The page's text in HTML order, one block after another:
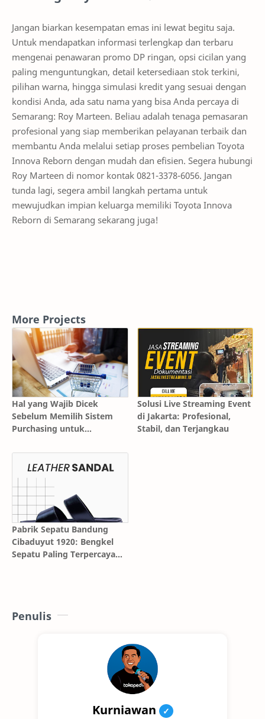
Jangan biarkan kesempatan emas ini lewat begitu saja.
Untuk mendapatkan informasi terlengkap dan terbaru
mengenai penawaran promo DP ringan, opsi cicilan yang
paling menguntungkan, detail ketersediaan stok terkini,
pilihan warna, hingga simulasi kredit yang sesuai dengan
kondisi Anda, ada satu nama yang bisa Anda percaya di
Semarang: Roy Marteen. Beliau adalah tenaga pemasaran
profesional yang siap memberikan pelayanan terbaik dan
membantu Anda melalui setiap proses pembelian Toyota
Innova Reborn dengan mudah dan efisien. Segera hubungi
Roy Marteen di nomor kontak 0821-3378-6056. Jangan
tunda lagi, segera ambil langkah pertama untuk
mewujudkan impian keluarga memiliki Toyota Innova
Reborn di Semarang sekarang juga!
More Projects
Hal yang Wajib Dicek
Sebelum Memilih Sistem
Purchasing untuk
Solusi Live Streaming Event
di Jakarta: Profesional,
Stabil, dan Terjangkau
Pabrik Sepatu Bandung
Cibaduyut 1920: Bengkel
Sepatu Paling Terpercaya
Penulis
Kurniawan ✓